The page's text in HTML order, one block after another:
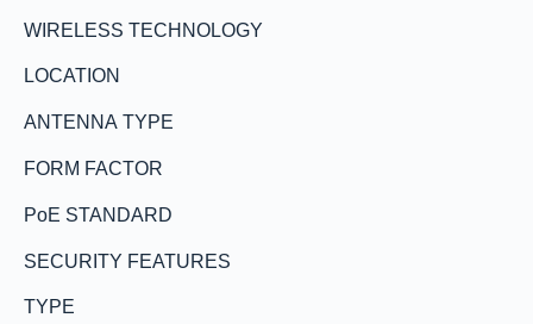
WIRELESS TECHNOLOGY
LOCATION
ANTENNA TYPE
FORM FACTOR
PoE STANDARD
SECURITY FEATURES
TYPE